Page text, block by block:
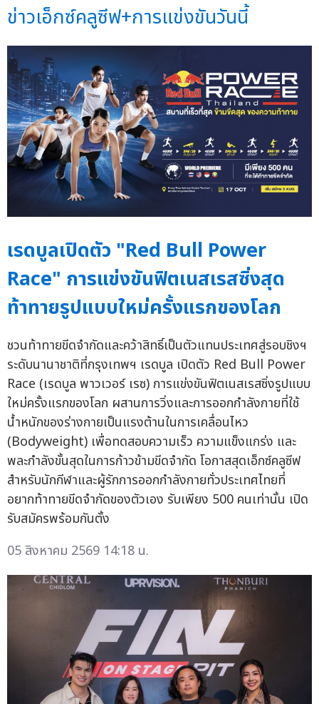
ข่าวเอ็กซ์คลูซีฟ+การแข่งขันวันนี้
เรดบูลเปิดตัว "Red Bull Power
Race" การแข่งขันฟิตเนสเรสซิ่งสุด
ท้าทายรูปแบบใหม่ครั้งแรกของโลก
ชวนท้าทายขีดจำกัดและคว้าสิทธิ์เป็นตัวแทนประเทศสู่รอบชิงฯ
ระดับนานาชาติที่กรุงเทพฯ เรดบูล เปิดตัว Red Bull Power
Race (เรดบูล พาวเวอร์ เรซ) การแข่งขันฟิตเนสเรสซิ่งรูปแบบ
ใหม่ครั้งแรกของโลก ผสานการวิ่งและการออกกำลังกายที่ใช้
น้ำหนักของร่างกายเป็นแรงต้านในการเคลื่อนไหว
(Bodyweight) เพื่อทดสอบความเร็ว ความแข็งแกร่ง และ
พละกำลังขั้นสุดในการก้าวข้ามขีดจำกัด โอกาสสุดเอ็กซ์คลูซีฟ
สำหรับนักกีฬาและผู้รักการออกกำลังกายทั่วประเทศไทยที่
อยากท้าทายขีดจำกัดของตัวเอง รับเพียง 500 คนเท่านั้น เปิด
รับสมัครพร้อมกันตั้ง
05 สิงหาคม 2569 14:18 น.